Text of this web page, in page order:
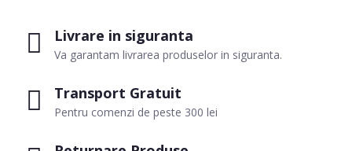
Livrare in siguranta
Va garantam livrarea produselor in siguranta.
Transport Gratuit
Pentru comenzi de peste 300 lei